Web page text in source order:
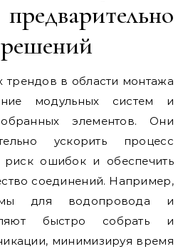
в области монтажа
модульных систем и
элементов. Они
ускорить процесс
риск ошибок и обеспечить
соединений. Например,
для водопровода и
быстро собрать и
минимизируя время